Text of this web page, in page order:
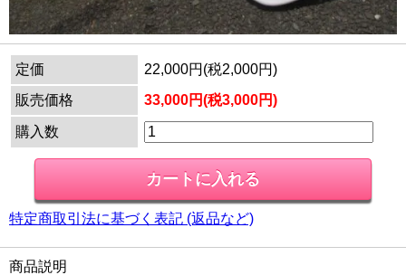
定価
22,000円(税2,000円)
販売価格
33,000円(税3,000円)
購入数
特定商取引法に基づく表記 (返品など)
商品説明